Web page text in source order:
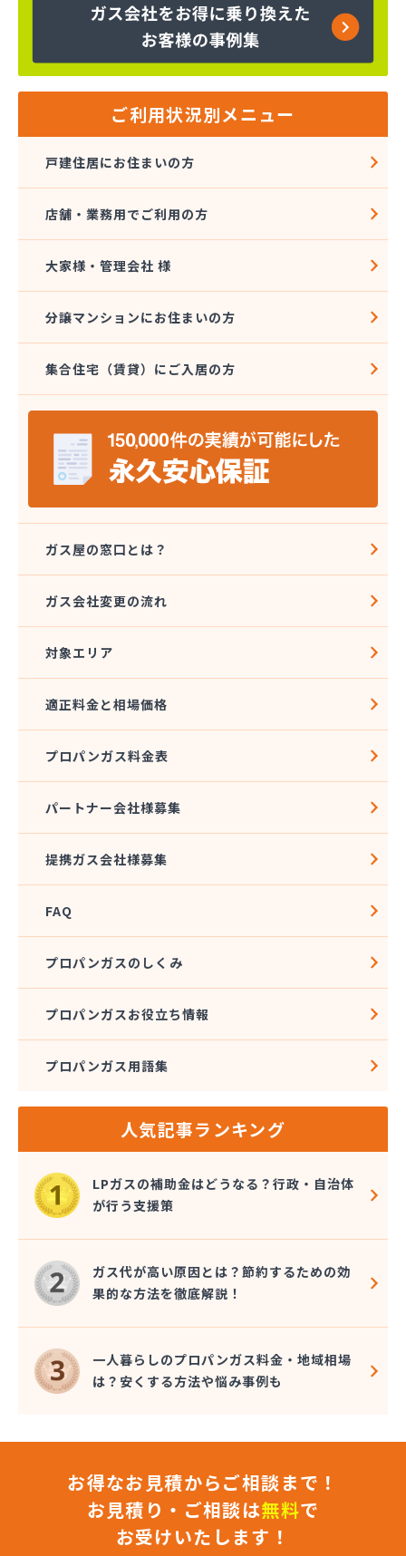
株式会社大進本社
株式会社長栄ガスサービス
株式会社鳥羽
株式会社武重商会 プロパン部
株式会社武重商会 プロパン佐久営業所
株式会社武重商会 松本支店
株式会社北澤商会
株式会社堀内商事
関東ガス株式会社
丸山産業
丸子日通プロパン販売有限会社
宮原酸素株式会社 長野営業所
宮島燃料店
協同組合千曲エルピーガス供給センター
橋本産業株式会社 丸子連絡所
桐原ガス燃料株式会社
鍵田プロパンガス
戸倉オートガス・スタンド
更埴プロパン有限会社
江島屋商店
合資会社山田屋給油所 プロパンガス部
佐久プロパンガス協同組合
佐久集中監視センター株式会社
松新商店
松代液化石油ガス事業協同組合
松筑エルピーガス協業組合
松本ガス商事株式会社
松本シェル石油株式会社 村井事業所配送センター
松本シェル石油株式会社村井事業所プロパンガス課
松本プロパンガス株式会社
松本事業株式会社
上田広域LPガス協同組合
城南高沢ガス株式会社
信濃ガス協同組合
神津燃料
斉藤商店
千曲通商株式会社
早武商店
大島屋酒店
大澤燃料店
竹内六男
中央石油株式会社本社
中央物産株式会社
中山通商有限会社
中信LPガス事業協同組合
中沢商店
朝日オーム株式会社
長野プロパンガス株式会社 上田支店
長野プロパンガス株式会社 長野営業所
長野都市ガスエネパート日本ガス工事株式会社
長野日石ガス株式会社 佐久営業所
ご利用状況別メニュー
戸建住居にお住まいの方
店舗・業務用でご利用の方
大家様・管理会社 様
分譲マンションにお住まいの方
集合住宅（賃貸）にご入居の方
ガス屋の窓口とは？
ガス会社変更の流れ
対象エリア
適正料金と相場価格
プロパンガス料金表
パートナー会社様募集
提携ガス会社様募集
FAQ
プロパンガスのしくみ
プロパンガスお役立ち情報
プロパンガス用語集
人気記事ランキング
LPガスの補助金はどうなる？行政・自治体
が行う支援策
ガス代が高い原因とは？節約するための効
果的な方法を徹底解説！
一人暮らしのプロパンガス料金・地域相場
は？安くする方法や悩み事例も
お得なお見積からご相談まで！
お見積り・ご相談は無料で
お受けいたします！